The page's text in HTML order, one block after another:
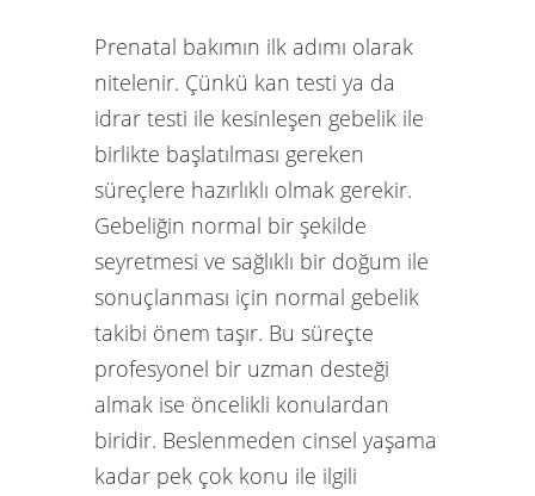
Prenatal bakımın ilk adımı olarak
nitelenir. Çünkü kan testi ya da
idrar testi ile kesinleşen gebelik ile
birlikte başlatılması gereken
süreçlere hazırlıklı olmak gerekir.
Gebeliğin normal bir şekilde
seyretmesi ve sağlıklı bir doğum ile
sonuçlanması için normal gebelik
takibi önem taşır. Bu süreçte
profesyonel bir uzman desteği
almak ise öncelikli konulardan
biridir. Beslenmeden cinsel yaşama
kadar pek çok konu ile ilgili